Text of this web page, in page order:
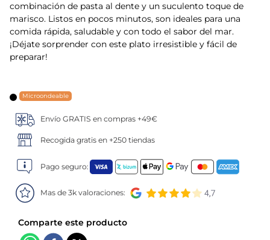
combinación de pasta al dente y un suculento toque de
marisco. Listos en pocos minutos, son ideales para una
comida rápida, saludable y con todo el sabor del mar.
¡Déjate sorprender con este plato irresistible y fácil de
preparar!
Microondeable
Envío GRATIS en compras +49€
Recogida gratis en +250 tiendas
Pago seguro:
Mas de 3k valoraciones:
6. croquetas
7. canelones
10. pollo